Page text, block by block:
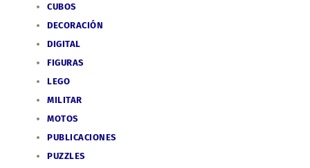
CUBOS
DECORACIÓN
DIGITAL
FIGURAS
LEGO
MILITAR
MOTOS
PUBLICACIONES
PUZZLES